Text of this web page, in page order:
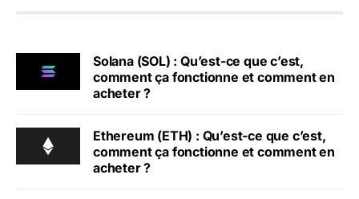
Solana (SOL) : Qu’est-ce que c’est,
comment ça fonctionne et comment en
acheter ?
Ethereum (ETH) : Qu’est-ce que c’est,
comment ça fonctionne et comment en
acheter ?